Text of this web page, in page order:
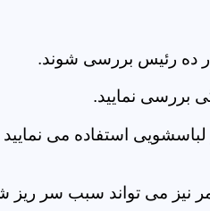
ده رئیس بررسی شوند.
بررسی نمایید.
استفاده می نمایید
امر نیز می تواند سبب سر